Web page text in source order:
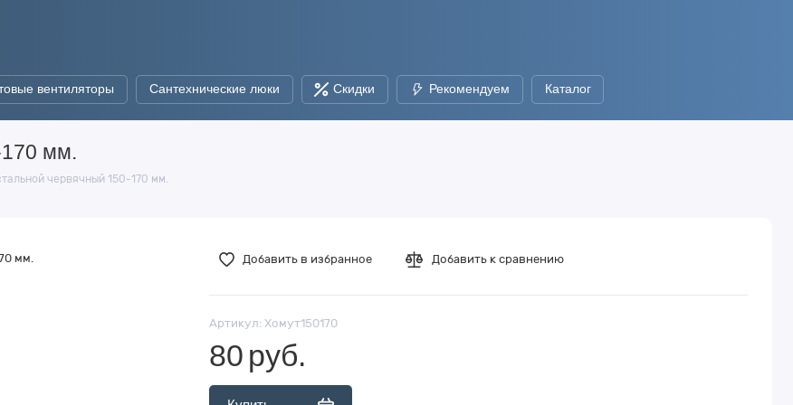
вентиляторы Сантехнические люки Скидки Рекомендуем Каталог
мм.
червячный 150-170 мм.
Добавить в избранное Добавить к сравнению
Артикул:Хомут150170
80 руб.